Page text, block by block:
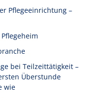
Pflegeeinrichtung –
bei Teilzeittätigkeit –
Überstunde
wie